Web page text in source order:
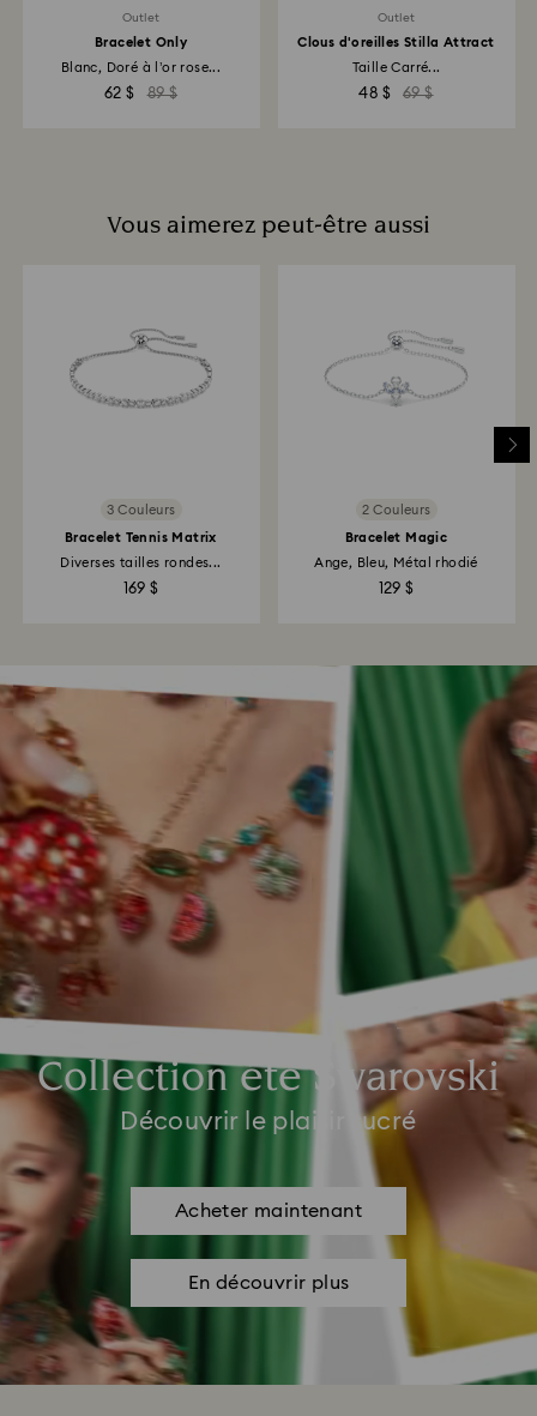
Retours en boutique Swarovski : Les remboursements
sont effectués vers le mode de paiement utilisé
initialement et peuvent prendre entre 3 et 7 jours
Outlet
Bracelet Only
Blanc, Doré à l’or rose...
62 $ 89 $
Outlet
Clous d'oreilles Stilla Attract
Taille Carré...
48 $ 69 $
Vous aimerez peut-être aussi
3 Couleurs
Bracelet Tennis Matrix
Diverses tailles rondes...
169 $
2 Couleurs
Bracelet Magic
Ange, Bleu, Métal rhodié
129 $
Collection été Swarovski
Découvrir le plaisir sucré
Acheter maintenant
En découvrir plus